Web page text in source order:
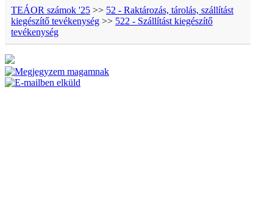
TEÁOR számok '25 >> 52 - Raktározás, tárolás, szállítást
kiegészítő tevékenység >> 522 - Szállítást kiegészítő
tevékenység